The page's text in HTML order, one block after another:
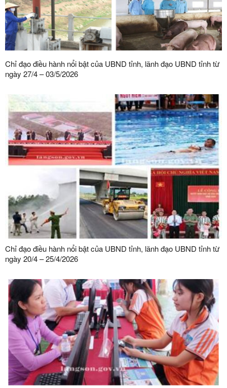
Chỉ đạo điều hành nổi bật của UBND tỉnh, lãnh đạo UBND tỉnh từ
ngày 27/4 – 03/5/2026
Chỉ đạo điều hành nổi bật của UBND tỉnh, lãnh đạo UBND tỉnh từ
ngày 20/4 – 25/4/2026